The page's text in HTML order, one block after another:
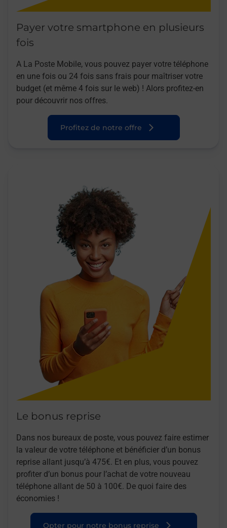
Payer votre smartphone en plusieurs
fois
A La Poste Mobile, vous pouvez payer votre téléphone
en une fois ou 24 fois sans frais pour maîtriser votre
budget (et même 4 fois sur le web) ! Alors profitez-en
pour découvrir nos offres.
Profitez de notre offre
Le bonus reprise
Dans nos bureaux de poste, vous pouvez faire estimer
la valeur de votre téléphone et bénéficier d’un bonus
reprise allant jusqu’à 475€. Et en plus, vous pouvez
profiter d’un bonus pour l’achat de votre nouveau
téléphone allant de 50 à 100€. De quoi faire des
économies !
Opter pour notre bonus reprise